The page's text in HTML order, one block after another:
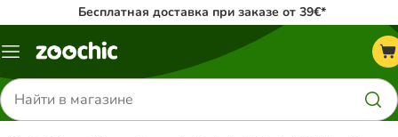
Бесплатная доставка при заказе от 39€*
Каталог
Поиск
товаров